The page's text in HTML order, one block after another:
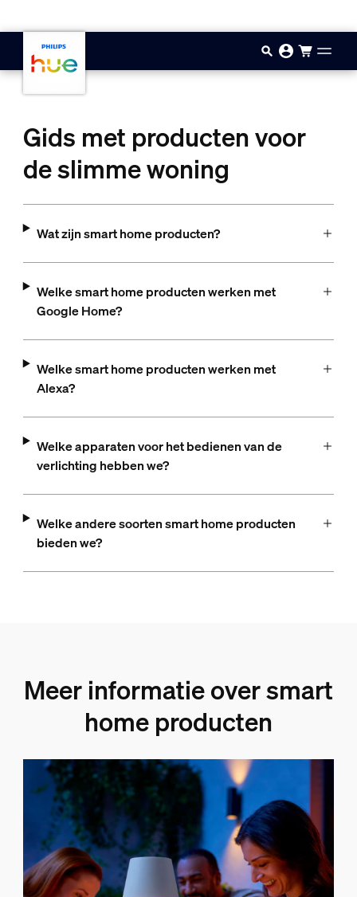
Gids met producten voor
de slimme woning
Wat zijn smart home producten?
Welke smart home producten werken met
Google Home?
Welke smart home producten werken met
Alexa?
Welke apparaten voor het bedienen van de
verlichting hebben we?
Welke andere soorten smart home producten
bieden we?
Meer informatie over smart
home producten